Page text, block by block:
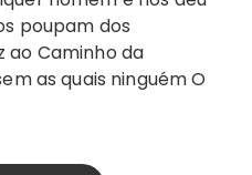
poupam dos
ao Caminho da
as quais ninguém O